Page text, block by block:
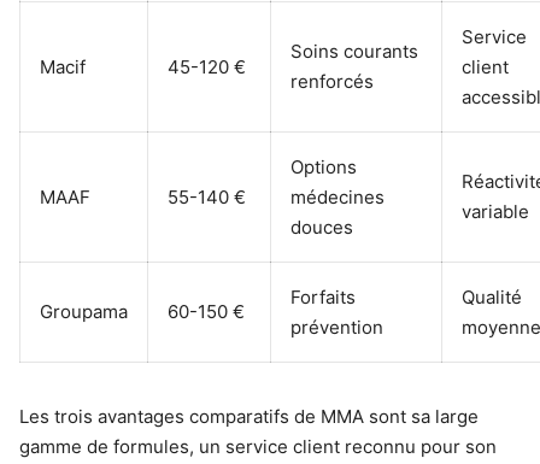
Macif 45-120 €
Soins courants
renforcés
Service
client
MAAF 55-140 €
Options
médecines
douces
variable
Groupama 60-150 €
Forfaits
prévention
Qualité
moyenne
Les trois avantages comparatifs de MMA sont sa large
gamme de formules, un service client reconnu pour son